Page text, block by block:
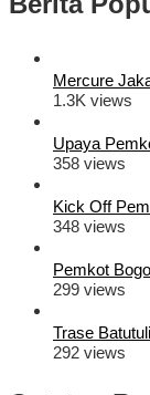
Mercure
1.3K views
Upaya
358 views
Kick Off
348 views
Pemkot
299 views
Trase
292 views